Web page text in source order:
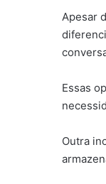
Apesar
Essas
Outra